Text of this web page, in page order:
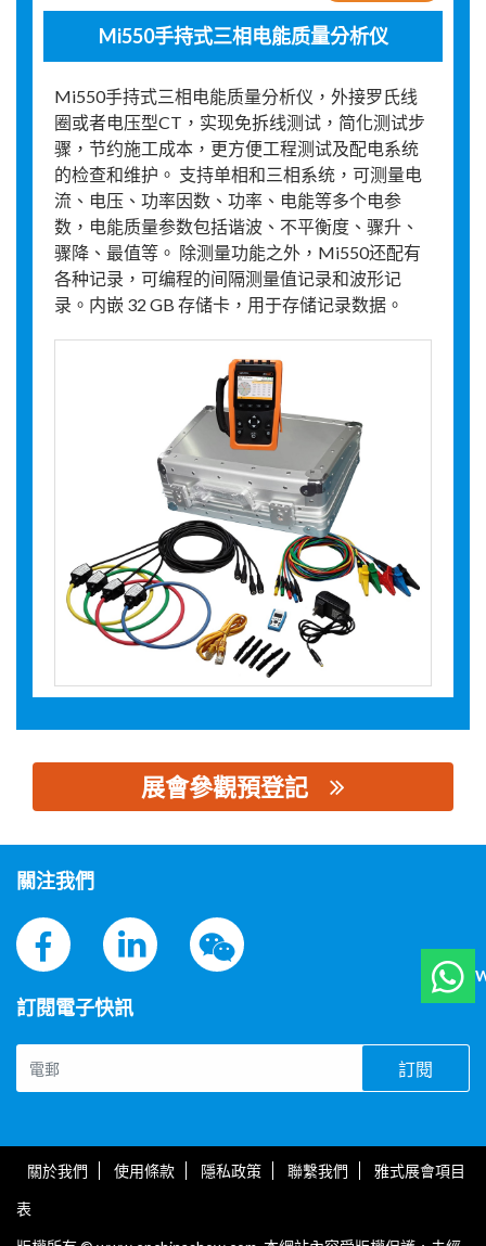
Mi550手持式三相电能质量分析仪
Mi550手持式三相电能质量分析仪，外接罗氏线
圈或者电压型CT，实现免拆线测试，简化测试步
骤，节约施工成本，更方便工程测试及配电系统
的检查和维护。 支持单相和三相系统，可测量电
流、电压、功率因数、功率、电能等多个电参
数，电能质量参数包括谐波、不平衡度、骤升、
骤降、最值等。 除测量功能之外，Mi550还配有
各种记录，可编程的间隔测量值记录和波形记
录。内嵌 32 GB 存储卡，用于存储记录数据。
展會參觀預登記
關注我們
訂閱電子快訊
訂閱
關於我們 使用條款 隱私政策 聯繫我們 雅式展會項目
表